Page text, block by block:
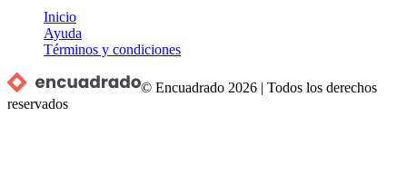
Inicio
Ayuda
Términos y condiciones
© Encuadrado 2026 |Todos los derechos
reservados